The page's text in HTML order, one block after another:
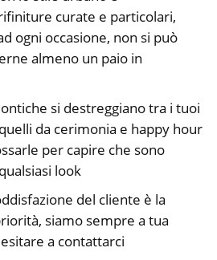
curate e particolari,
ogni occasione, non si può
almeno un paio in
si destreggiano tra i tuoi
da cerimonia e happy hour
per capire che sono
look
del cliente è la
siamo sempre a tua
a contattarci